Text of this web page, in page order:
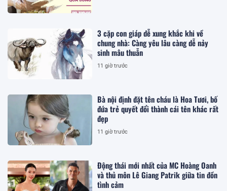
3 cặp con giáp dễ xung khắc khi về
chung nhà: Càng yêu lâu càng dễ nảy
sinh mâu thuẫn
11 giờ trước
Bà nội định đặt tên cháu là Hoa Tươi, bố
đứa trẻ quyết đổi thành cái tên khác rất
đẹp
11 giờ trước
Động thái mới nhất của MC Hoàng Oanh
và thủ môn Lê Giang Patrik giữa tin đồn
tình cảm